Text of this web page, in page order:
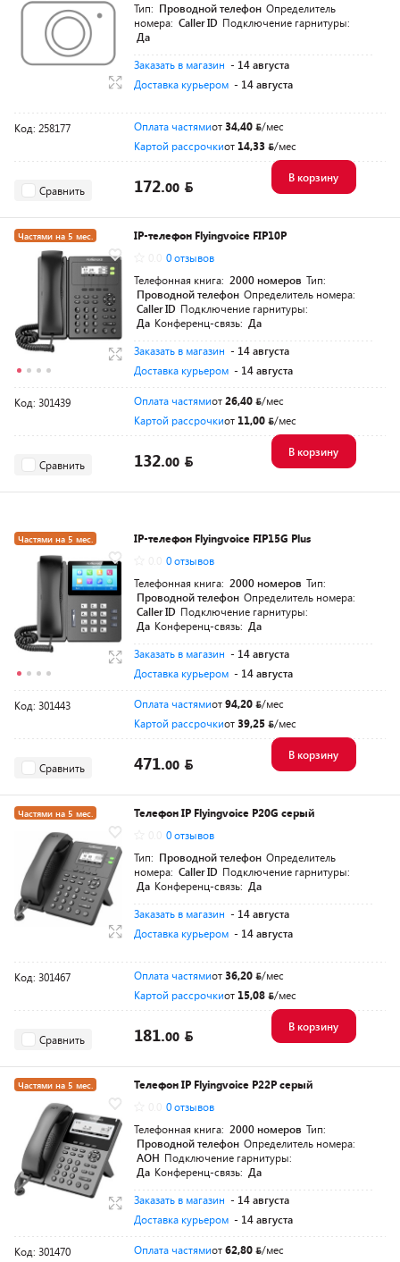
Тип: Проводной телефон Определитель
номера: Caller ID Подключение гарнитуры:
Да
Заказать в магазин - 14 августа
Доставка курьером - 14 августа
Код: 258177 Оплата частямиот34,40
/мес
Картой рассрочкиот 14,33 /мес
Сравнить 172.00
В корзину
Частями на 5 мес.
IP-телефон Flyingvoice FIP10P
0 отзывов
Телефонная книга: 2000 номеров Тип:
Проводной телефон Определитель номера:
Caller ID Подключение гарнитуры:
Да Конференц-связь: Да
Заказать в магазин - 14 августа
Доставка курьером - 14 августа
Код: 301439 Оплата частямиот26,40
/мес
Картой рассрочкиот 11,00 /мес
Сравнить 132.00
В корзину
Частями на 5 мес.
IP-телефон Flyingvoice FIP15G Plus
0 отзывов
Телефонная книга: 2000 номеров Тип:
Проводной телефон Определитель номера:
Caller ID Подключение гарнитуры:
Да Конференц-связь: Да
Заказать в магазин - 14 августа
Доставка курьером - 14 августа
Код: 301443 Оплата частямиот94,20
/мес
Картой рассрочкиот39,25 /мес
Сравнить 471.00
В корзину
Частями на 5 мес.
Телефон IP Flyingvoice P20G серый
0 отзывов
Тип: Проводной телефон Определитель
номера: Caller ID Подключение гарнитуры:
Да Конференц-связь: Да
Заказать в магазин - 14 августа
Доставка курьером - 14 августа
Код: 301467 Оплата частямиот36,20
/мес
Картой рассрочкиот 15,08 /мес
Сравнить 181.00
В корзину
Частями на 5 мес.
Телефон IP Flyingvoice P22P серый
0 отзывов
Телефонная книга: 2000 номеров Тип:
Проводной телефон Определитель номера:
АОН Подключение гарнитуры:
Да Конференц-связь: Да
Заказать в магазин - 14 августа
Доставка курьером - 14 августа
Код: 301470 Оплата частямиот62,80 /мес